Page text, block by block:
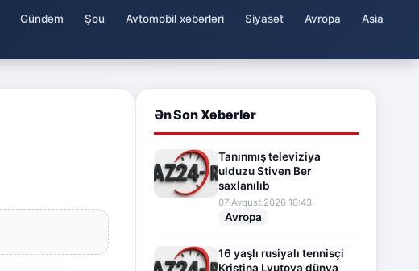
Gündəm Şou Avtomobil xəbərləri Siyasət Avropa
Asia
Ən Son Xəbərlər
Tanınmış televiziya
ulduzu Stiven Ber
saxlanılıb
07.Avqust.2026 10:43
Avropa
16 yaşlı rusiyalı tennisçi
Kristina Lyutova dünya